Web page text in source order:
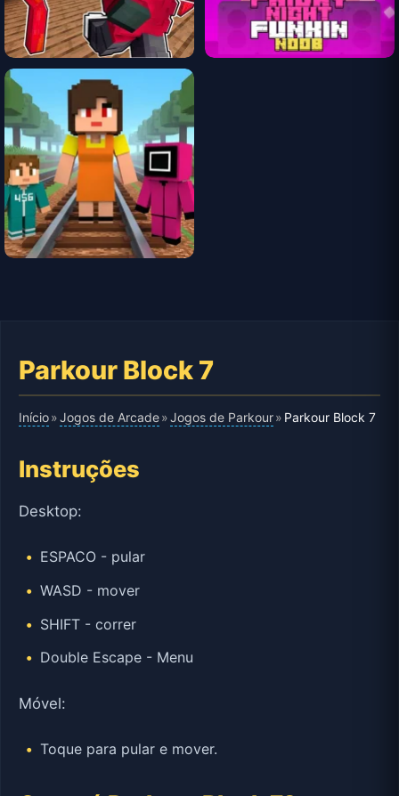
Parkour Block 7
Início»Jogos de Arcade»Jogos de Parkour» Parkour Block 7
Instruções
Desktop:
ESPACO - pular
WASD - mover
SHIFT - correr
Double Escape - Menu
Móvel:
Toque para pular e mover.